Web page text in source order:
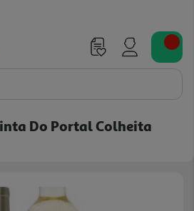
Do Portal Colheita